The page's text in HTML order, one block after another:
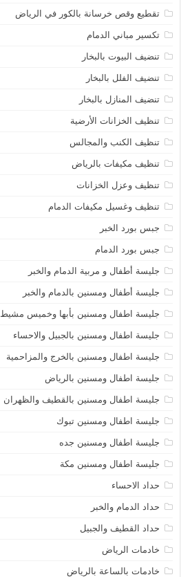
تقطيع وقص خرسانة بالكور في الرياض
تكسير مباني الدمام
تنضيف البيوت بالبخار
تنضيف الفلل بالبخار
تنضيف المنازل بالبخار
تنظيف الخزانات الأرضية
تنظيف الكنب والمجالس
تنظيف مكيفات بالرياض
تنظيف وعزل الخزانات
تنظيف وغسيل مكيفات الدمام
جبس بورد الخبر
جبس بورد الدمام
جليسة أطفال و مربية الدمام والخبر
جليسة أطفال ومسنين بالدمام والخبر
جليسة اطفال ومسنين بأبها وخميس مشيط
جليسة اطفال ومسنين بالجبيل والاحساء
جليسة اطفال ومسنين بالخرج والمزاحمية
جليسة اطفال ومسنين بالرياض
جليسة اطفال ومسنين بالقطيف والظهران
جليسة اطفال ومسنين تبوك
جليسة اطفال ومسنين جده
جليسة اطفال ومسنين مكة
حداد الاحساء
حداد الدمام والخبر
حداد القطيف والجبيل
خادمات الرياض
خادمات بالساعة بالرياض